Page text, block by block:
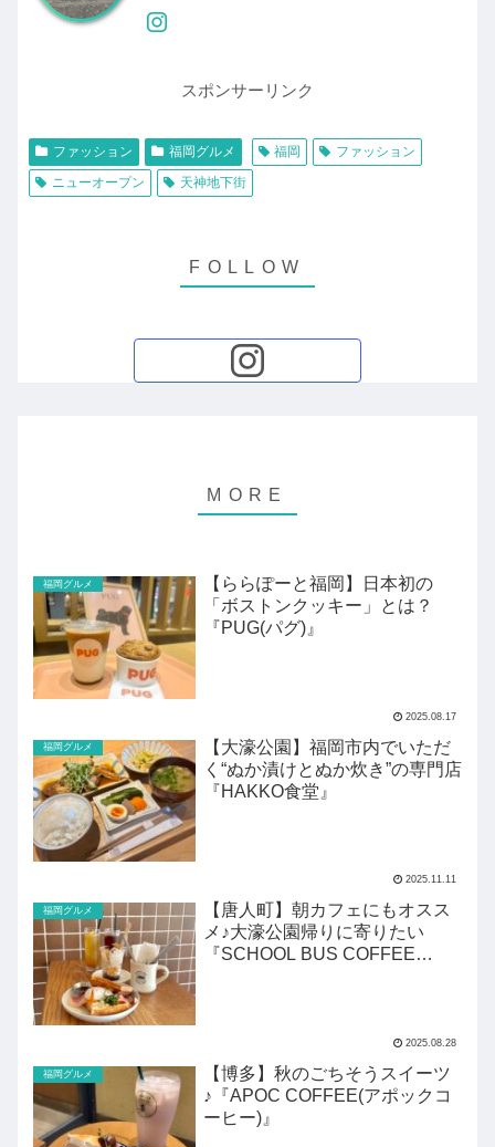
スポンサーリンク
ファッション 福岡グルメ 福岡
ファッション
ニューオープン
天神地下街
福岡グルメ
【ららぽーと福岡】日本初の
「ボストンクッキー」とは？
『PUG(パグ)』
2025.08.17
福岡グルメ
【大濠公園】福岡市内でいただ
く“ぬか漬けとぬか炊き”の専門店
『HAKKO食堂』
2025.11.11
福岡グルメ
【唐人町】朝カフェにもオスス
メ♪大濠公園帰りに寄りたい
『SCHOOL BUS COFFEE
2025.08.28
福岡グルメ
【博多】秋のごちそうスイーツ
♪『APOC COFFEE(アポックコ
ーヒー)』